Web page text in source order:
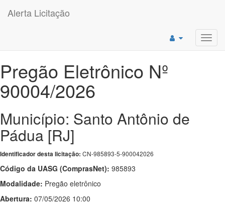
Alerta Licitação
Pregão Eletrônico Nº
90004/2026
Município: Santo Antônio de
Pádua [RJ]
Identificador desta licitação: CN-985893-5-900042026
Código da UASG (ComprasNet): 985893
Modalidade: Pregão eletrônico
Abertura: 07/05/2026 10:00